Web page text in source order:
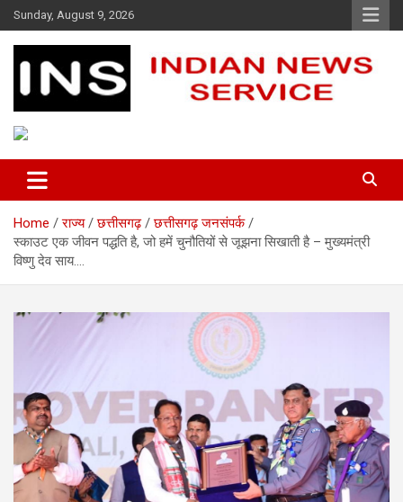
Skip
to
content
Sunday, August 9, 2026
Indian News Service
Home राज्य छत्तीसगढ़
छत्तीसगढ़ जनसंपर्क
स्काउट एक जीवन पद्धति है, जो हमें चुनौतियों से जूझना सिखाती है – मुख्यमंत्री
विष्णु देव साय….